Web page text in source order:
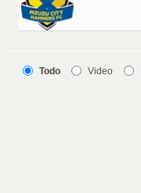
Todo Video